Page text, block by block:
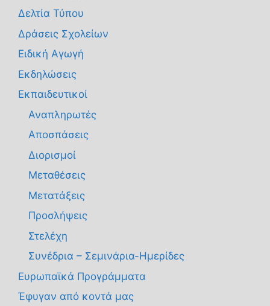
Δελτία Τύπου
Δράσεις Σχολείων
Ειδική Αγωγή
Εκδηλώσεις
Εκπαιδευτικοί
Αναπληρωτές
Αποσπάσεις
Διορισμοί
Μεταθέσεις
Μετατάξεις
Προσλήψεις
Στελέχη
Συνέδρια – Σεμινάρια-Ημερίδες
Ευρωπαϊκά Προγράμματα
Έφυγαν από κοντά μας